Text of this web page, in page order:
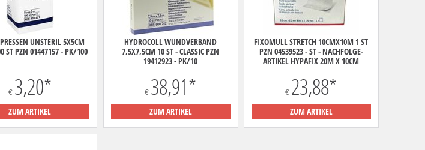
UNSTERIL 5X5CM
ST PZN 01447157 - PK/100
€ 3,20*
ZUM ARTIKEL
HYDROCOLL WUNDVERBAND
7,5X7,5CM 10 ST - CLASSIC PZN
19412923 - PK/10
€ 38,91*
ZUM ARTIKEL
FIXOMULL STRETCH 10CMX10M 1 ST
PZN 04539523 - ST - NACHFOLGE-
ARTIKEL HYPAFIX 20M X 10CM
€ 23,88*
ZUM ARTIKEL